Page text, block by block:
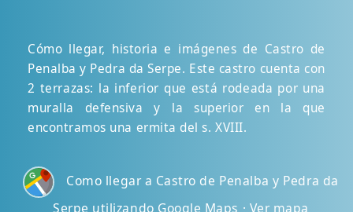
Cómo llegar, historia e imágenes de Castro de
Penalba y Pedra da Serpe. Este castro cuenta con
2 terrazas: la inferior que está rodeada por una
muralla defensiva y la superior en la que
encontramos una ermita del s. XVIII.
Como llegar a Castro de Penalba y Pedra da
Serpe utilizando Google Maps · Ver mapa